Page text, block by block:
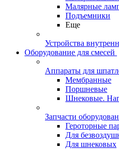
Малярные
Подъемники
Еще
Устройства
Оборудование для смесей
Аппараты для
Мембранные
Поршневые
Шнековые.
Запчасти
Героторные
Для
Для шнековых